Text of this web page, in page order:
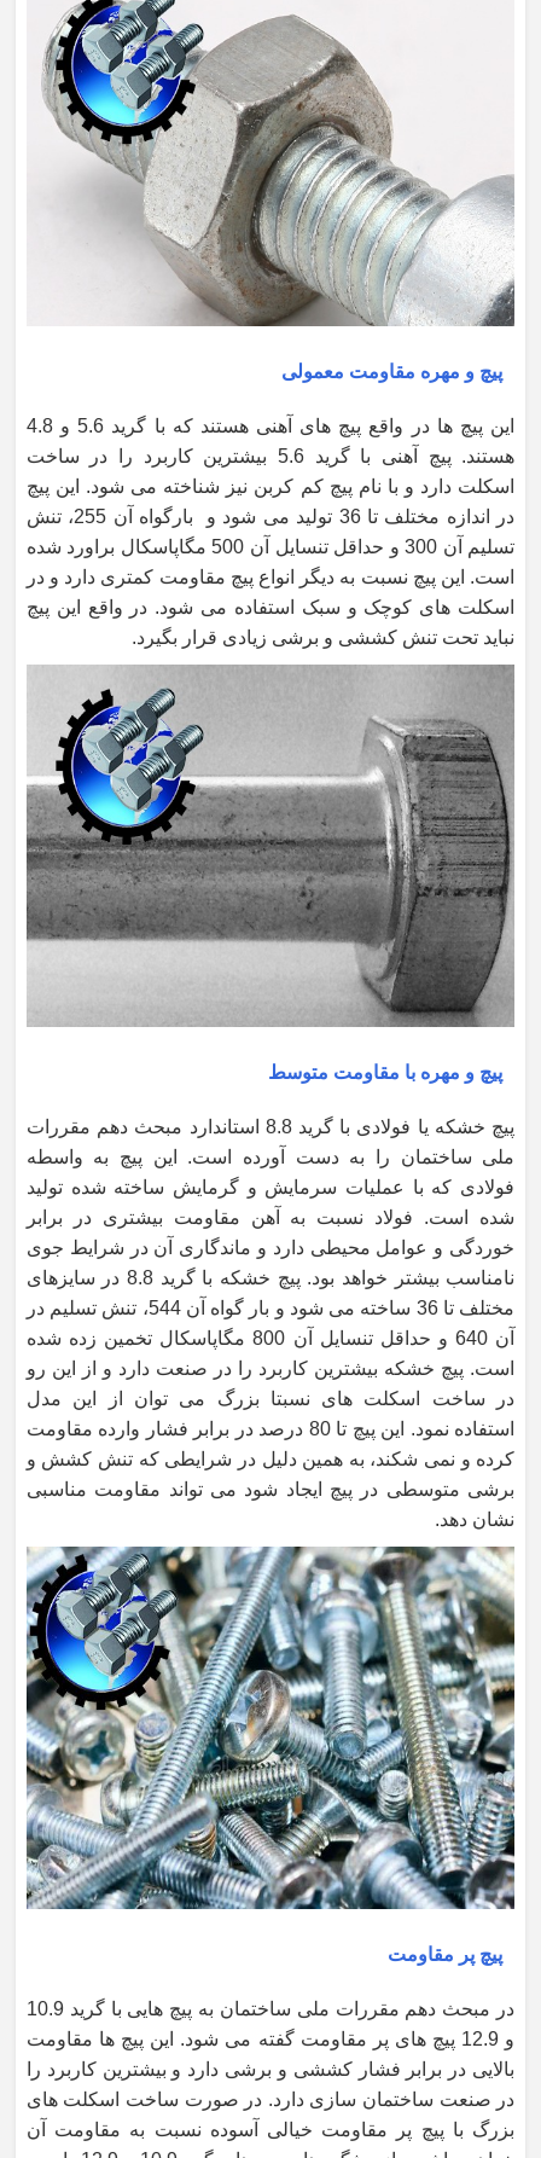
پیچ و مهره مقاومت معمولی
این پیچ ها در واقع پیچ های آهنی هستند که با گرید 5.6 و 4.8
هستند. پیچ آهنی با گرید 5.6 بیشترین کاربرد را در ساخت
اسکلت دارد و با نام پیچ کم کربن نیز شناخته می شود. این پیچ
در اندازه مختلف تا 36 تولید می شود و بارگواه آن 255، تنش
تسلیم آن 300 و حداقل تنسایل آن 500 مگاپاسکال براورد شده
است. این پیچ نسبت به دیگر انواع پیچ مقاومت کمتری دارد و در
اسکلت های کوچک و سبک استفاده می شود. در واقع این پیچ
نباید تحت تنش کششی و برشی زیادی قرار بگیرد.
پیچ و مهره با مقاومت متوسط
پیچ خشکه یا فولادی با گرید 8.8 استاندارد مبحث دهم مقررات
ملی ساختمان را به دست آورده است. این پیچ به واسطه
فولادی که با عملیات سرمایش و گرمایش ساخته شده تولید
شده است. فولاد نسبت به آهن مقاومت بیشتری در برابر
خوردگی و عوامل محیطی دارد و ماندگاری آن در شرایط جوی
نامناسب بیشتر خواهد بود. پیچ خشکه با گرید 8.8 در سایزهای
مختلف تا 36 ساخته می شود و بار گواه آن 544، تنش تسلیم در
آن 640 و حداقل تنسایل آن 800 مگاپاسکال تخمین زده شده
است. پیچ خشکه بیشترین کاربرد را در صنعت دارد و از این رو
در ساخت اسکلت های نسبتا بزرگ می توان از این مدل
استفاده نمود. این پیچ تا 80 درصد در برابر فشار وارده مقاومت
کرده و نمی شکند، به همین دلیل در شرایطی که تنش کشش و
برشی متوسطی در پیچ ایجاد شود می تواند مقاومت مناسبی
نشان دهد.
پیچ پر مقاومت
در مبحث دهم مقررات ملی ساختمان به پیچ هایی با گرید 10.9
و 12.9 پیچ های پر مقاومت گفته می شود. این پیچ ها مقاومت
بالایی در برابر فشار کششی و برشی دارد و بیشترین کاربرد را
در صنعت ساختمان سازی دارد. در صورت ساخت اسکلت های
بزرگ با پیچ پر مقاومت خیالی آسوده نسبت به مقاومت آن